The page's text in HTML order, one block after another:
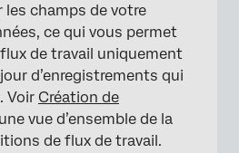
les champs de votre
ce qui vous permet
de travail uniquement
d’enregistrements qui
Voir Création de
vue d’ensemble de la
de flux de travail.